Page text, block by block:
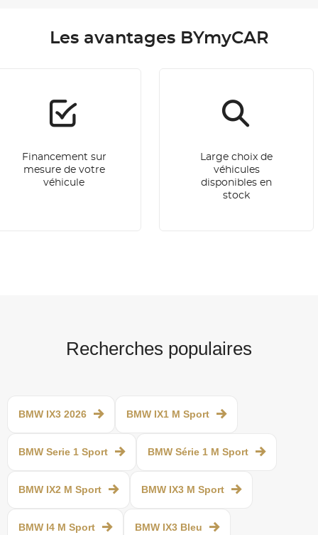
Les avantages BYmyCAR
Financement sur
mesure de votre
véhicule
Large choix de
véhicules
disponibles en
stock
Recherches populaires
BMW IX3 2026 BMW IX1 M Sport
BMW Serie 1 Sport BMW Série 1 M Sport
BMW IX2 M Sport BMW IX3 M Sport
BMW I4 M Sport BMW IX3 Bleu